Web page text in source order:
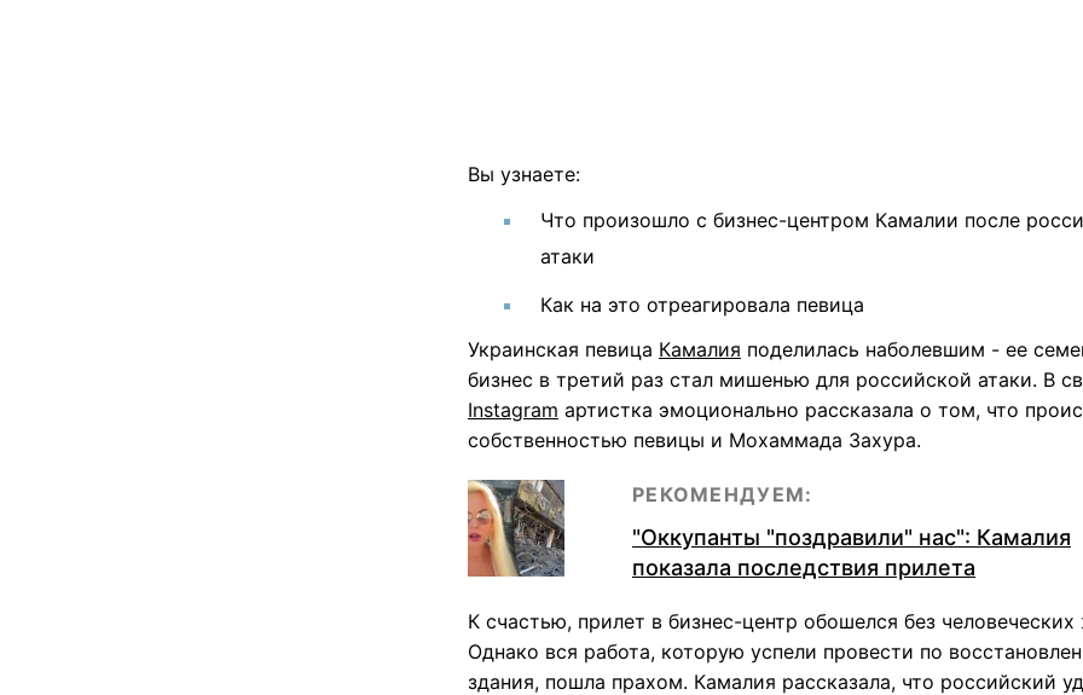
Вы узнаете:
Что произошло с бизнес-центром Камалии после
атаки
Как на это отреагировала певица
Украинская певица Камалия поделилась наболевшим - ее
бизнес в третий раз стал мишенью для российской атаки. В
Instagram артистка эмоционально рассказала о том, что
собственностью певицы и Мохаммада Захура.
РЕКОМЕНДУЕМ:
"Оккупанты "поздравили" нас": Камалия
показала последствия прилета
К счастью, прилет в бизнес-центр обошелся без человеческих
Однако вся работа, которую успели провести по
здания, пошла прахом. Камалия рассказала, что российский